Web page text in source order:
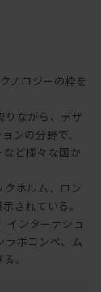
ノロジーの枠を
りながら、デザ
ンの分野で、
ど様々な国か
クホルム、ロン
されている。
インターナショ
ラボコンペ、ム
。